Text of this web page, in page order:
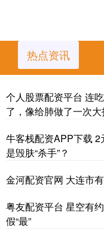
热点资讯
个人股票配资平台 连
了，像给肺做了一次大
牛客栈配资APP下载 2
是毁肤“杀手”？
金河配资官网 大连市
粤友配资平台 星空有
假“最”